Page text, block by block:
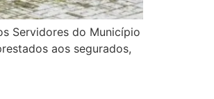
Servidores do Município
aos segurados,